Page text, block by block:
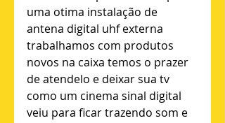
uma otima instalação de
antena digital uhf externa
trabalhamos com produtos
novos na caixa temos o prazer
de atendelo e deixar sua tv
como um cinema sinal digital
veiu para ficar trazendo som e